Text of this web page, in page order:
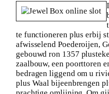
te functioneren plus erbij
afwisselend Poederoijen,
gebouwd ron 1357
zaalbouw, een poorttoren
bedragen liggend om u
plus Waal bijeenbrengen